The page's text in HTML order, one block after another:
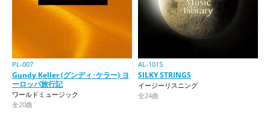
PL-007
Gundy Keller (グンディ･ケラー) ヨ
ーロッパ旅行記
ワールドミュージック
全20曲
AL-1015
SILKY STRINGS
イージーリスニング
全24曲